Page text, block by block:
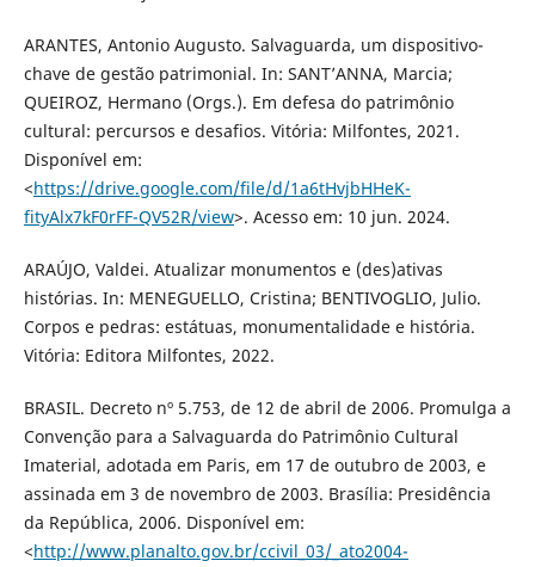
ARANTES, Antonio Augusto. Salvaguarda, um dispositivo-
chave de gestão patrimonial. In: SANT’ANNA, Marcia;
QUEIROZ, Hermano (Orgs.). Em defesa do patrimônio
cultural: percursos e desafios. Vitória: Milfontes, 2021.
Disponível em:
<https://drive.google.com/file/d/1a6tHvjbHHeK-
fityAlx7kF0rFF-QV52R/view>. Acesso em: 10 jun. 2024.
ARAÚJO, Valdei. Atualizar monumentos e (des)ativas
histórias. In: MENEGUELLO, Cristina; BENTIVOGLIO, Julio.
Corpos e pedras: estátuas, monumentalidade e história.
Vitória: Editora Milfontes, 2022.
BRASIL. Decreto nº 5.753, de 12 de abril de 2006. Promulga a
Convenção para a Salvaguarda do Patrimônio Cultural
Imaterial, adotada em Paris, em 17 de outubro de 2003, e
assinada em 3 de novembro de 2003. Brasília: Presidência
da República, 2006. Disponível em:
<http://www.planalto.gov.br/ccivil_03/_ato2004-